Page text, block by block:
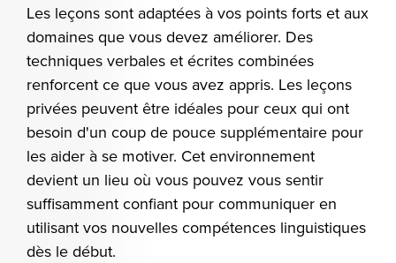
Les leçons sont adaptées à vos points forts et aux
domaines que vous devez améliorer. Des
techniques verbales et écrites combinées
renforcent ce que vous avez appris. Les leçons
privées peuvent être idéales pour ceux qui ont
besoin d'un coup de pouce supplémentaire pour
les aider à se motiver. Cet environnement
devient un lieu où vous pouvez vous sentir
suffisamment confiant pour communiquer en
utilisant vos nouvelles compétences linguistiques
dès le début.